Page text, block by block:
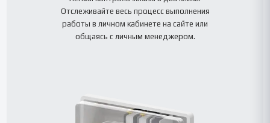
Отслеживайте весь процесс выполнения
работы в личном кабинете на сайте или
общаясь с личным менеджером.